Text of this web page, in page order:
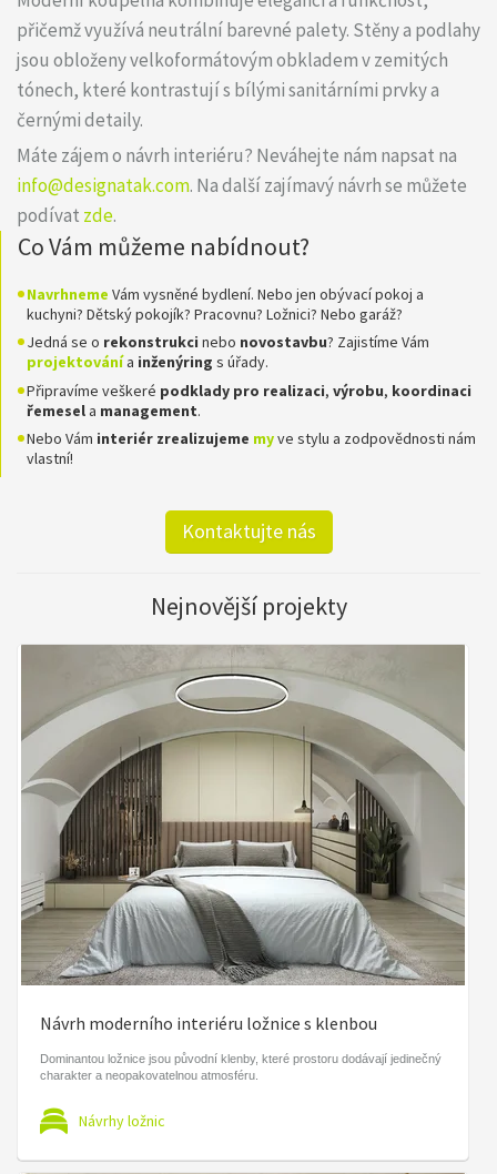
přičemž využívá neutrální barevné palety. Stěny a podlahy
jsou obloženy velkoformátovým obkladem v zemitých
tónech, které kontrastují s bílými sanitárními prvky a
černými detaily.
Máte zájem o návrh interiéru? Neváhejte nám napsat na
info@designatak.com. Na další zajímavý návrh se můžete
podívat zde.
Co Vám můžeme nabídnout?
Navrhneme Vám vysněné bydlení. Nebo jen obývací pokoj a
kuchyni? Dětský pokojík? Pracovnu? Ložnici? Nebo garáž?
Jedná se o rekonstrukci nebo novostavbu? Zajistíme Vám
projektovánía inženýring s úřady.
Připravíme veškeré podklady pro realizaci, výrobu, koordinaci
řemesela management.
Nebo Vám interiér zrealizujeme myve stylu a zodpovědnosti nám
vlastní!
Kontaktujte nás
Nejnovější projekty
Návrh moderního interiéru ložnice s klenbou
Dominantou ložnice jsou původní klenby, které prostoru dodávají jedinečný
charakter a neopakovatelnou atmosféru.
Návrhy ložnic